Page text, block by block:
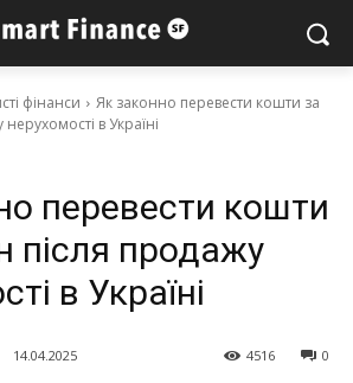
фінанси
Як законно перевести кошти за
в Україні
перевести кошти
після продажу
в Україні
14.04.2025 0
4516